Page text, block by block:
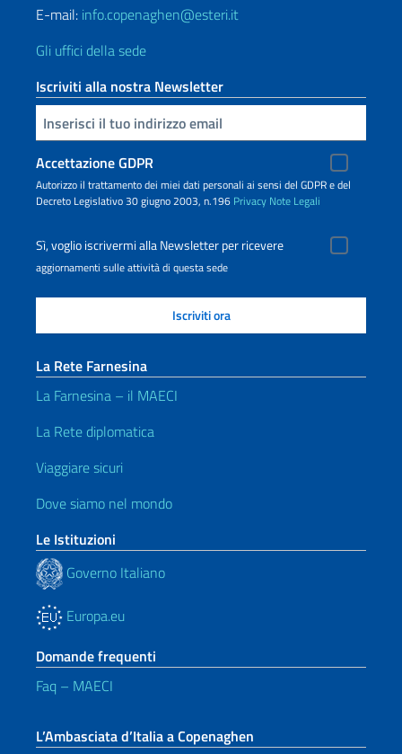
E-mail: info.copenaghen@esteri.it
Gli uffici della sede
Iscriviti alla nostra Newsletter
Inserisci la tua email
Accettazione GDPR
Autorizzo il trattamento dei miei dati personali ai sensi del GDPR e del
Decreto Legislativo 30 giugno 2003, n.196 Privacy Note Legali
Sì, voglio iscrivermi alla Newsletter per ricevere
aggiornamenti sulle attività di questa sede
La Rete Farnesina
La Farnesina – il MAECI
La Rete diplomatica
Viaggiare sicuri
Dove siamo nel mondo
Le Istituzioni
Governo Italiano
Europa.eu
Domande frequenti
Faq – MAECI
L’Ambasciata d’Italia a Copenaghen